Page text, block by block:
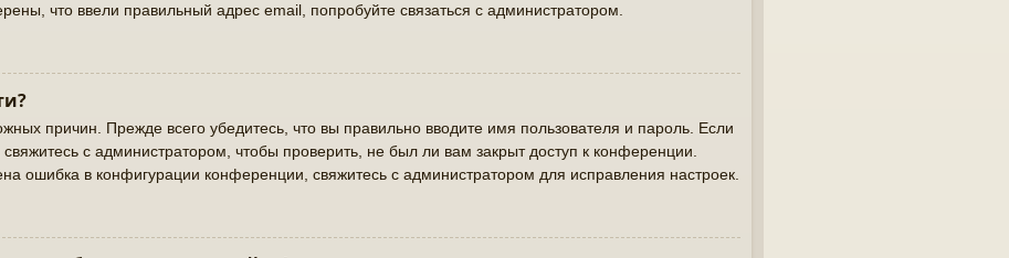
что ввели правильный адрес email, попробуйте связаться с администратором.
причин. Прежде всего убедитесь, что вы правильно вводите имя пользователя и пароль. Если
с администратором, чтобы проверить, не был ли вам закрыт доступ к конференции.
ошибка в конфигурации конференции, свяжитесь с администратором для исправления настроек.